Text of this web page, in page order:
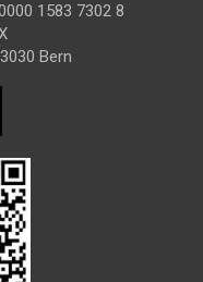
1583 7302 8
Bern